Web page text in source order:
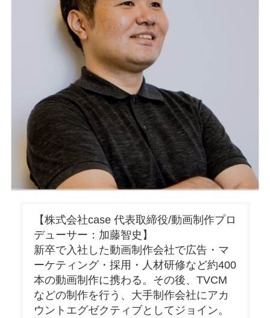
【株式会社case 代表取締役/動画制作プロ
デューサー：加藤智史】
新卒で入社した動画制作会社で広告・マ
ーケティング・採用・人材研修など約400
本の動画制作に携わる。その後、TVCM
などの制作を行う、大手制作会社にアカ
ウントエグゼクティブとしてジョイン。